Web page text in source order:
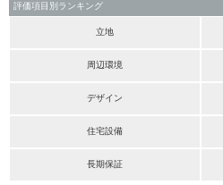
評価項目別ランキング
立地
周辺環境
デザイン
住宅設備
長期保証